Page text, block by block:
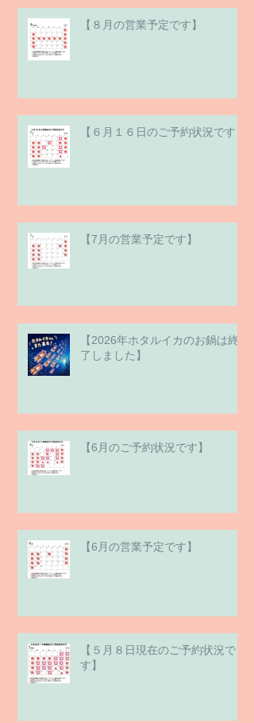
【８月の営業予定です】
【６月１６日のご予約状況です】
【7月の営業予定です】
【2026年ホタルイカのお鍋は終
了しました】
【6月のご予約状況です】
【6月の営業予定です】
【５月８日現在のご予約状況で
す】